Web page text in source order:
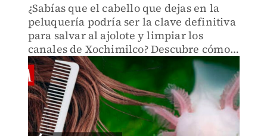
¿Sabías que el cabello que dejas en la
peluquería podría ser la clave definitiva
para salvar al ajolote y limpiar los
canales de Xochimilco? Descubre cómo
funciona este método en el video.